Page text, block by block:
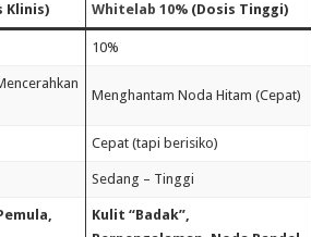
Klinis) Whitelab 10% (Dosis Tinggi)
10%
Menghantam Noda Hitam (Cepat)
Cepat (tapi berisiko)
Sedang – Tinggi
Kulit “Badak”,